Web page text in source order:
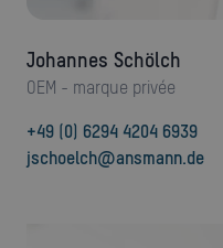
Johannes Schölch
OEM - marque privée
+49 (0) 6294 4204 6939
jschoelch@ansmann.de